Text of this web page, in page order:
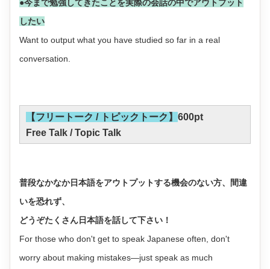
●今まで勉強してきたことを実際の会話の中でアウトプット
したい
Want to output what you have studied so far in a real
conversation.
【フリートーク / トピックトーク】 600pt
Free Talk / Topic Talk
普段なかなか日本語をアウトプットする機会のない方、間違
いを恐れず、
どうぞたくさん日本語を話して下さい！
For those who don't get to speak Japanese often, don't
worry about making mistakes—just speak as much